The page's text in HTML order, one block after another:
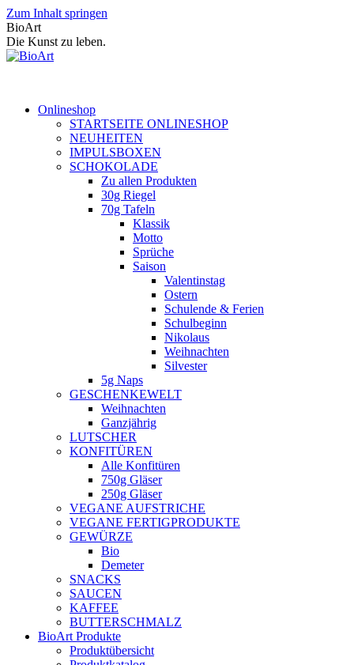
Zum Inhalt springen
BioArt
Die Kunst zu leben.
Onlineshop
STARTSEITE ONLINESHOP
NEUHEITEN
IMPULSBOXEN
SCHOKOLADE
Zu allen Produkten
30g Riegel
70g Tafeln
Klassik
Motto
Sprüche
Saison
Valentinstag
Ostern
Schulende & Ferien
Schulbeginn
Nikolaus
Weihnachten
Silvester
5g Naps
GESCHENKEWELT
Weihnachten
Ganzjährig
LUTSCHER
KONFITÜREN
Alle Konfitüren
750g Gläser
250g Gläser
VEGANE AUFSTRICHE
VEGANE FERTIGPRODUKTE
GEWÜRZE
Bio
Demeter
SNACKS
SAUCEN
KAFFEE
BUTTERSCHMALZ
BioArt Produkte
Produktübersicht